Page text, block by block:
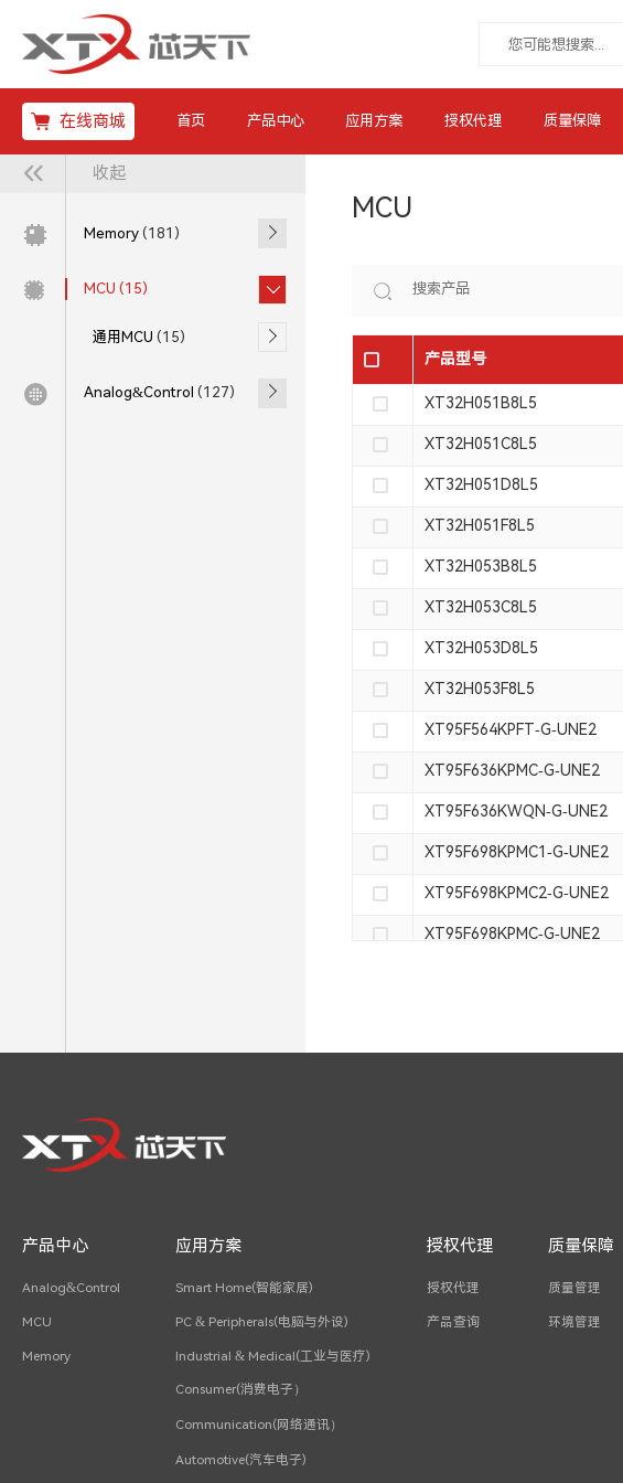
在线商城 首页 产品中心 应用方案 授权代理 质量保障
收起
Memory (181)
MCU (15)
通用MCU (15)
Analog&Control (127)
MCU
产品型号
XT32H051B8L5
XT32H051C8L5
XT32H051D8L5
XT32H051F8L5
XT32H053B8L5
XT32H053C8L5
XT32H053D8L5
XT32H053F8L5
XT95F564KPFT-G-UNE2
XT95F636KPMC-G-UNE2
XT95F636KWQN-G-UNE2
XT95F698KPMC1-G-UNE2
XT95F698KPMC2-G-UNE2
XT95F698KPMC-G-UNE2
产品中心
Analog&Control
MCU
Memory
应用方案
Smart Home(智能家居)
PC & Peripherals(电脑与外设)
Industrial & Medical(工业与医疗)
Consumer(消费电子）
Communication(网络通讯）
Automotive(汽车电子)
授权代理
授权代理
产品查询
质量保障
质量管理
环境管理